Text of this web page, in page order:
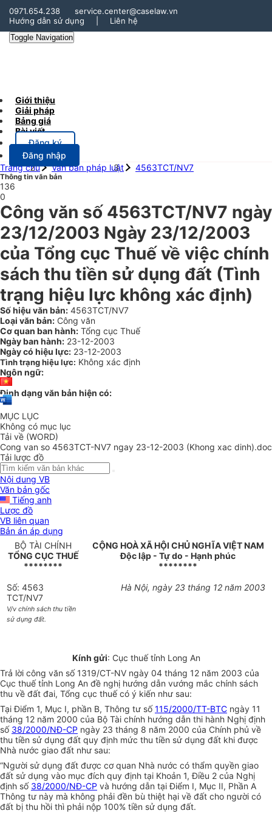
0971.654.238
service.center@caselaw.vn
Hướng dẫn sử dụng
Liên hệ
Toggle Navigation
Giới thiệu
Giải pháp
Bảng giá
Bài viết
Đăng ký
Đăng nhập
Trang chủ
Văn bản pháp luật 4563TCT/NV7
Thông tin văn bản
136
0
Công văn số 4563TCT/NV7 ngày
23/12/2003 Ngày 23/12/2003
của Tổng cục Thuế về việc chính
sách thu tiền sử dụng đất (Tình
trạng hiệu lực không xác định)
Số hiệu văn bản: 4563TCT/NV7
Loại văn bản: Công văn
Cơ quan ban hành: Tổng cục Thuế
Ngày ban hành: 23-12-2003
Ngày có hiệu lực: 23-12-2003
Tình trạng hiệu lực: Không xác định
Ngôn ngữ:
Định dạng văn bản hiện có:
MỤC LỤC
Không có mục lục
Tải về (WORD)
Cong van so 4563TCT-NV7 ngay 23-12-2003 (Khong xac dinh).doc
Tải lược đồ
Nội dung VB
Văn bản gốc
Tiếng anh
Lược đồ
VB liên quan
Bản án áp dụng
BỘ TÀI CHÍNH
TỔNG CỤC THUẾ
********
CỘNG HOÀ XÃ HỘI CHỦ NGHĨA VIỆT NAM
Độc lập - Tự do - Hạnh phúc
********
Số: 4563
TCT/NV7
V/v chính sách thu tiền
sử dụng đất.
Hà Nội, ngày 23 tháng 12 năm 2003
Kính gửi: Cục thuế tỉnh Long An
Trả lời công văn số 1319/CT-NV ngày 04 tháng 12 năm 2003 của
Cục thuế tỉnh Long An đề nghị hướng dẫn vướng mắc chính sách
thu về đất đai, Tổng cục thuế có ý kiến như sau:
Tại Điểm 1, Mục I, phần B, Thông tư số115/2000/TT-BTC ngày 11
tháng 12 năm 2000 của Bộ Tài chính hướng dẫn thi hành Nghị định
số 38/2000/NĐ-CP ngày 23 tháng 8 năm 2000 của Chính phủ về
thu tiền sử dụng đất quy định mức thu tiền sử dụng đất khi được
Nhà nước giao đất như sau:
“Người sử dụng đất được cơ quan Nhà nước có thẩm quyền giao
đất sử dụng vào mục đích quy định tại Khoản 1, Điều 2 của Nghị
định số 38/2000/NĐ-CP và hướng dẫn tại Điểm I, Mục II, Phần A
Thông tư này mà không phải đền bù thiệt hại về đất cho người có
đất bị thu hồi thì phải nộp 100% tiền sử dụng đất.